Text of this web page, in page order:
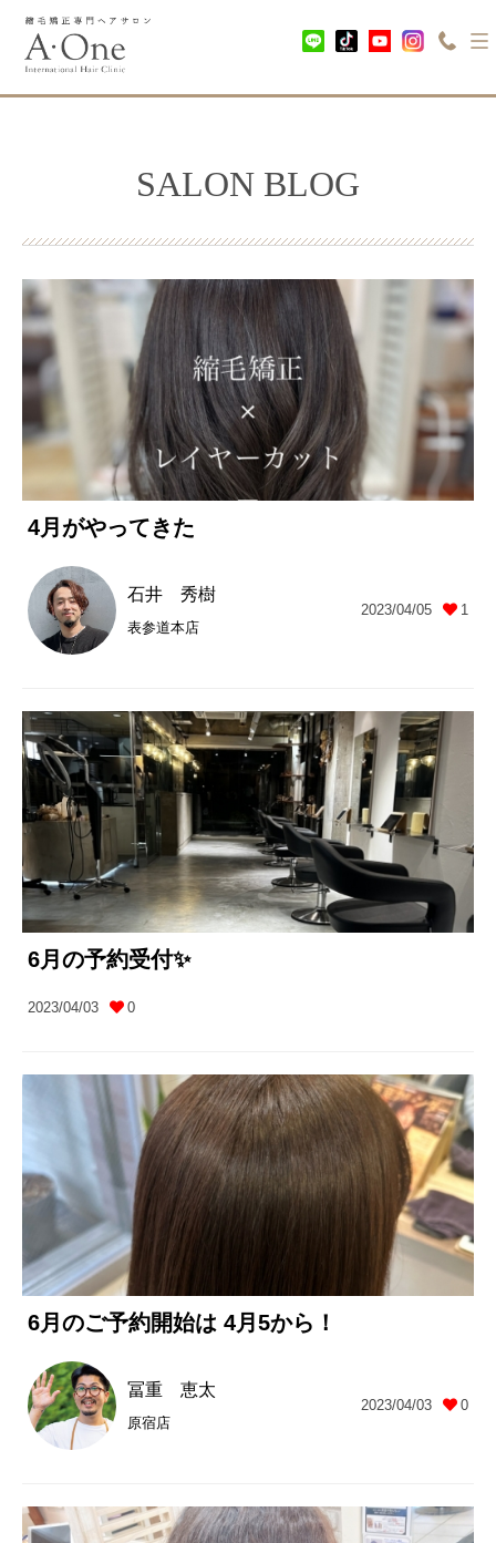
SALON BLOG
4月がやってきた
石井 秀樹
表参道本店
2023/04/05 1
6月の予約受付✨
2023/04/03 0
6月のご予約開始は 4月5から！
冨重 恵太
原宿店
2023/04/03 0